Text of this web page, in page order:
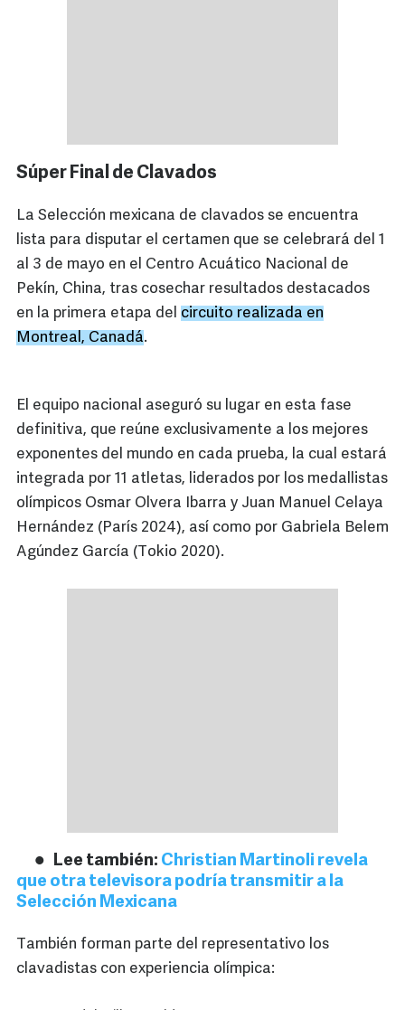
Súper Final de Clavados
La Selección mexicana de clavados se encuentra
lista para disputar el certamen que se celebrará del 1
al 3 de mayo en el Centro Acuático Nacional de
Pekín, China, tras cosechar resultados destacados
en la primera etapa del circuito realizada en
Montreal, Canadá.
El equipo nacional aseguró su lugar en esta fase
definitiva, que reúne exclusivamente a los mejores
exponentes del mundo en cada prueba, la cual estará
integrada por 11 atletas, liderados por los medallistas
olímpicos Osmar Olvera Ibarra y Juan Manuel Celaya
Hernández (París 2024), así como por Gabriela Belem
Agúndez García (Tokio 2020).
Lee también: Christian Martinoli revela
que otra televisora podría transmitir a la
Selección Mexicana
También forman parte del representativo los
clavadistas con experiencia olímpica: